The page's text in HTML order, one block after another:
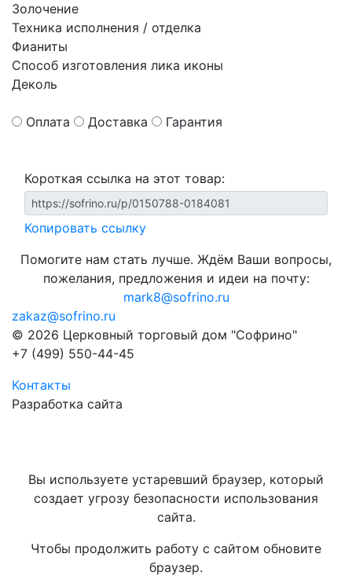
Золочение
Техника исполнения / отделка
Фианиты
Способ изготовления лика иконы
Деколь
Оплата Доставка Гарантия
Короткая ссылка на этот товар:
Копировать ссылку
Помогите нам стать лучше. Ждём Ваши вопросы,
пожелания, предложения и идеи на почту:
mark8@sofrino.ru
zakaz@sofrino.ru
© 2026 Церковный торговый дом "Софрино"
+7 (499) 550-44-45
Контакты
Разработка сайта
Вы используете устаревший браузер, который
создает угрозу безопасности использования
сайта.
Чтобы продолжить работу с сайтом обновите
браузер.